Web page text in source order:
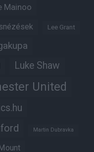
Mainoo
Lee Grant
Luke Shaw
United
Martin Dubravka